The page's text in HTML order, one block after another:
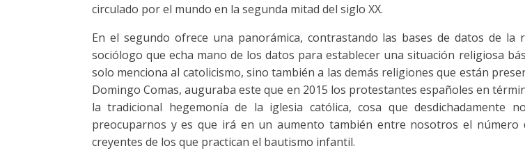
circulado por el mundo en la segunda mitad del siglo XX.
En el segundo ofrece una panorámica, contrastando las bases de datos de la
sociólogo que echa mano de los datos para establecer una situación religiosa
solo menciona al catolicismo, sino también a las demás religiones que están
Domingo Comas, auguraba este que en 2015 los protestantes españoles en
la tradicional hegemonía de la iglesia católica, cosa que desdichadamente
preocuparnos y es que irá en un aumento también entre nosotros el
creyentes de los que practican el bautismo infantil.